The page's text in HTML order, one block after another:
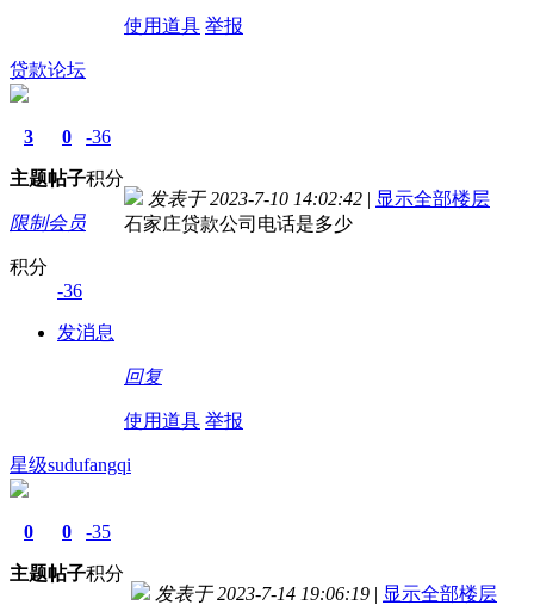
使用道具 举报
贷款论坛
3
主题
0
帖子
-36
积分
限制会员
积分
-36
发消息
发表于 2023-7-10 14:02:42 | 显示全部楼层
石家庄贷款公司电话是多少
回复
使用道具 举报
星级sudufangqi
0
主题
0
帖子
-35
积分
发表于 2023-7-14 19:06:19 | 显示全部楼层